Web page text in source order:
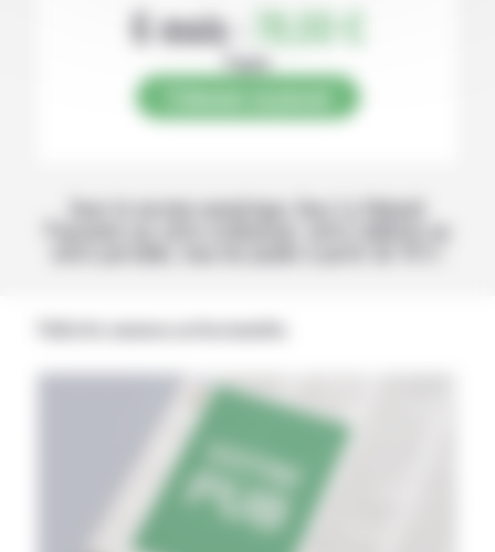
6 mois : 78,00 €
Papier
Avec la version numérique, lisez La Volonté
Paysanne sur votre ordinateur, votre tablette ou